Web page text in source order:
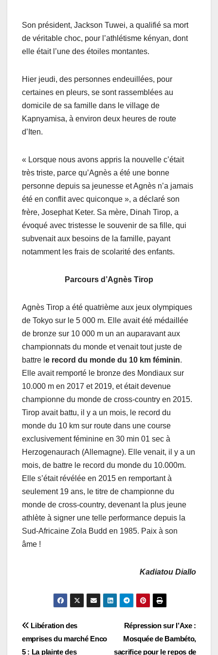
Son président, Jackson Tuwei, a qualifié sa mort
de véritable choc, pour l’athlétisme kényan, dont
elle était l’une des étoiles montantes.
Hier jeudi, des personnes endeuillées, pour
certaines en pleurs, se sont rassemblées au
domicile de sa famille dans le village de
Kapnyamisa, à environ deux heures de route
d’Iten.
« Lorsque nous avons appris la nouvelle c’était
très triste, parce qu’Agnès a été une bonne
personne depuis sa jeunesse et Agnès n’a jamais
été en conflit avec quiconque », a déclaré son
frère, Josephat Keter. Sa mère, Dinah Tirop, a
évoqué avec tristesse le souvenir de sa fille, qui
subvenait aux besoins de la famille, payant
notamment les frais de scolarité des enfants.
Parcours d’Agnès Tirop
Agnès Tirop a été quatrième aux jeux olympiques
de Tokyo sur le 5 000 m. Elle avait été médaillée
de bronze sur 10 000 m un an auparavant aux
championnats du monde et venait tout juste de
battre l e record du monde du 10 km féminin.
Elle avait remporté le bronze des Mondiaux sur
10.000 m en 2017 et 2019, et était devenue
championne du monde de cross-country en 2015.
Tirop avait battu, il y a un mois, le record du
monde du 10 km sur route dans une course
exclusivement féminine en 30 min 01 sec à
Herzogenaurach (Allemagne). Elle venait, il y a un
mois, de battre le record du monde du 10.000m.
Elle s’était révélée en 2015 en remportant à
seulement 19 ans, le titre de championne du
monde de cross-country, devenant la plus jeune
athlète à signer une telle performance depuis la
Sud-Africaine Zola Budd en 1985. Paix à son
âme !
Kadiatou Diallo
Navigation
de
Répression sur l’Axe :
Mosquée de Bambéto,
sacrifice pour le repos de
Libération des
emprises du marché Enco
5 : La plainte des